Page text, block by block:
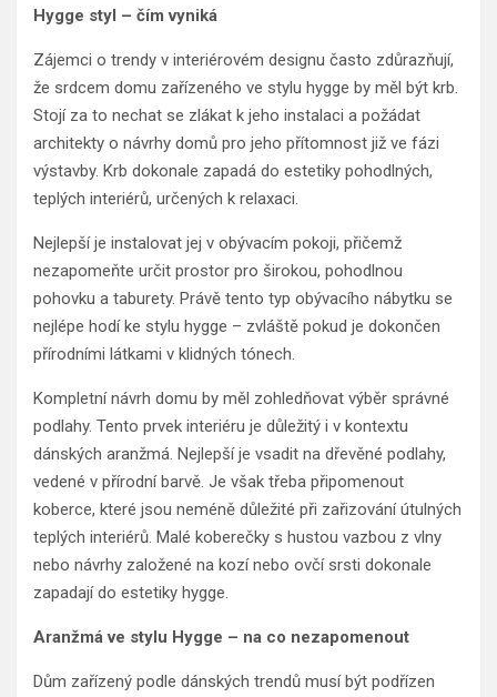
Hygge styl – čím vyniká
Zájemci o trendy v interiérovém designu často zdůrazňují,
že srdcem domu zařízeného ve stylu hygge by měl být krb.
Stojí za to nechat se zlákat k jeho instalaci a požádat
architekty o návrhy domů pro jeho přítomnost již ve fázi
výstavby. Krb dokonale zapadá do estetiky pohodlných,
teplých interiérů, určených k relaxaci.
Nejlepší je instalovat jej v obývacím pokoji, přičemž
nezapomeňte určit prostor pro širokou, pohodlnou
pohovku a taburety. Právě tento typ obývacího nábytku se
nejlépe hodí ke stylu hygge – zvláště pokud je dokončen
přírodními látkami v klidných tónech.
Kompletní návrh domu by měl zohledňovat výběr správné
podlahy. Tento prvek interiéru je důležitý i v kontextu
dánských aranžmá. Nejlepší je vsadit na dřevěné podlahy,
vedené v přírodní barvě. Je však třeba připomenout
koberce, které jsou neméně důležité při zařizování útulných
teplých interiérů. Malé koberečky s hustou vazbou z vlny
nebo návrhy založené na kozí nebo ovčí srsti dokonale
zapadají do estetiky hygge.
Aranžmá ve stylu Hygge – na co nezapomenout
Dům zařízený podle dánských trendů musí být podřízen